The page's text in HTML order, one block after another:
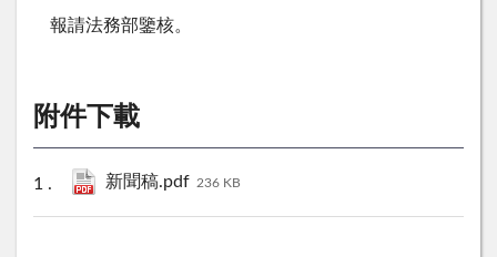
報請法務部鑒核。
附件下載
新聞稿.pdf 236 KB